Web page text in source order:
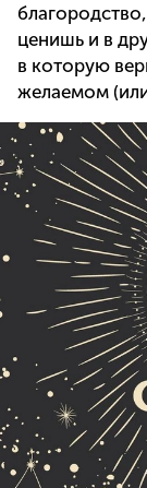
ценишь и в
в которую
желаемом